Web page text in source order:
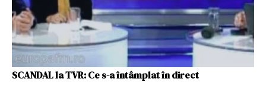
SCANDAL la TVR: Ce s-a întâmplat în direct